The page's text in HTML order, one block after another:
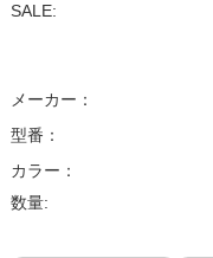
SALE:
メーカー：
型番：
カラー：
数量: